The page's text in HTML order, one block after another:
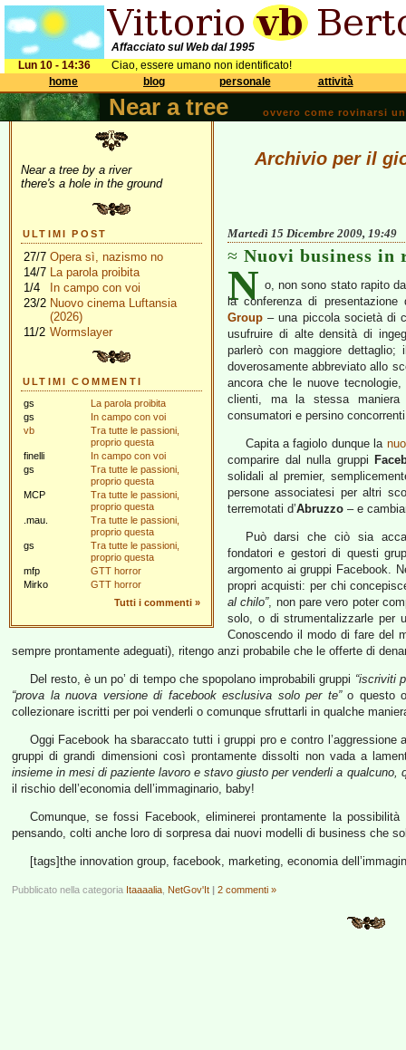
Affacciato sul Web dal 1995
Lun 10 - 14:36
Ciao, essere umano non identificato!
home
blog personale attività
Near a tree ovvero come rovinarsi
Near a tree by a river
there's a hole in the ground
ULTIMI POST
27/7 Opera sì, nazismo no
14/7 La parola proibita
1/4
In campo con voi
23/2 Nuovo cinema Luftansia
(2026)
11/2 Wormslayer
ULTIMI COMMENTI
gs
La parola proibita
gs
In campo con voi
vb
Tra tutte le passioni,
proprio questa
finelli
In campo con voi
gs
Tra tutte le passioni,
proprio questa
MCP
Tra tutte le passioni,
proprio questa
.mau.
Tra tutte le passioni,
proprio questa
gs
Tra tutte le passioni,
proprio questa
mfp
GTT horror
Mirko
GTT horror
Tutti i commenti »
Archivio per il
Martedì 15 Dicembre 2009, 19:49
Nuovi business in
N o, non sono stato rapito
la conferenza di
Group – una piccola società di
usufruire di alte densità di
parlerò con maggiore dettaglio;
doverosamente abbreviato allo
ancora che le nuove
clienti, ma la stessa
consumatori e persino
Capita a fagiolo dunque la
comparire dal nulla gruppi
solidali al premier,
persone associatesi per altri
terremotati d’Abruzzo – e
Può darsi che ciò sia
fondatori e gestori di questi
argomento ai gruppi Facebook.
propri acquisti: per chi
al chilo”, non pare vero poter
solo, o di strumentalizzarle per
Conoscendo il modo di fare del
sempre prontamente adeguati), ritengo anzi probabile che le offerte di
Del resto, è un po’ di tempo che spopolano improbabili gruppi “iscriviti
“prova la nuova versione di facebook esclusiva solo per te”o questo o
collezionare iscritti per poi venderli o comunque sfruttarli in qualche
Oggi Facebook ha sbaraccato tutti i gruppi pro e contro
gruppi di grandi dimensioni così prontamente dissolti non vada a
insieme in mesi di paziente lavoro e stavo giusto per venderli a
il rischio dell’economia dell’immaginario, baby!
Comunque, se fossi Facebook, eliminerei prontamente la
pensando, colti anche loro di sorpresa dai nuovi modelli di business che
[tags]the innovation group, facebook, marketing, economia
Pubblicato nella categoria Itaaaalia NetGov'It | 2 commenti »